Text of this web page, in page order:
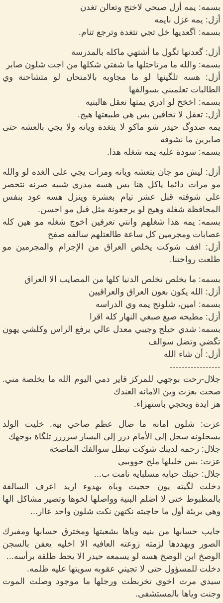
بسمه: يمه أزل صيحي لاختج وتعالن تغدن
أزل: يمه غزل نايمه
بسمه: اگعديها خل تجي تتغدة وترجع تنام.
أزل: گعدتها تگول ما أشتهي ماكله بالمدرسة
بسمه: والله ما مرتاحتلها ما شفتي شكلها من اجت شلون صاير
أزل: هسه تلگينها لو ما مجاوبه بالامتحان لو متشاحنة وي
الطالبات تعلميني بسوالفها
بسمه: اخخخ لو ادري يمتها تعقل هالبنيه
أزل: تعقل لا تخافين بس هي طبيعتها هيج.
يمه صدوگ حيدر شو ماكو لا يتغدة ويانه ولا يجي بالعشه حتى
صايرين ما نشوفه
بسمه: سودة عليه يمه شغله هذا.
أزل: ليش مو جان يتعشه ويانه ومرات يجي على الغده لو والله
مو مرات دائما ياكل هنا بس هسه مدري شبيه صرنه نتحصر
على شوفته قبل عشر تيام بعشرة وينزل هسه عود بنفس
المحافظة شغلة وهيج لو يرجعونة مثل قبل مو احسن.
بسمه: يمه هذا شغلهم وانتي تعرفين اخوج شغله مو هين كله
عصابات ومجرمين كل ساعة طالعتلهم سالفه صفح
أزل: افف شوكت يخلص العراق من الإجرام والمجرمين مو
طلعت رواحتنا.
بسمه: ما يخلص تخلص الدنيا كلها من المصايب الا العراق
أزل: الله يكون بعون العراق والعراقيين
بسمه: امين، شلونج يمه وي الدراسه
أزل: مطيحه صبغ صبغي النهار كله اقرا
بسمه: شدي حيلج وجيبي معدل عالي يرفع الراس وكلشي يهون
تگضي وتضل سوالف
أزل: أن شاء الله
-----------------
جلال-رحت بوجهي للمركز فاير دمي اليوم الله ما يخلصة مني.
صحت بعزت وين الامانه العندك
هز ايدة ويحجي باستهزاء.
عزت: شلون امانه ما ضال عظم صاحي بيه. خليت الولد
يسحلونه سحل إلى الأمام درر إلى اليسار سرررر تلگاة بوجهك
جلال: رحمه لدينك شوكت تبطل سوالفك الماصخة
عزت: بس خليلها ملح حووبيي
جلال: حبتك حبايه مسلبايه نامت ب...
دخلت لگيته يون حجيت وياه بهدوء اريد اعرف السالفة
بالمظبوط ختى لا اضلم البنية وواصلها لخوها وتصير مشاكل الها
وهي بريئة أول ما حاچيته نكتهن نكت شلون واحد عاار...
جايب حسابها من بنيه وياها بشعبتها ومخترق حسابها ومفبرك
الصور ويهددها لزمته زوعته العافيه الا اخليه يعفن بالسجن
الوصخ ابن الوصخ هسه لو يسمعه حيدر الا يحط طلقة برأسه...
دخلت للمسؤول حتى لا تجيني عقوبه سويتها عليه ظلمه.
سيدي مرت اخوي تخربطت ورجلها ما موجود وصلت الموت
وجنت وياها بالمستشفى.